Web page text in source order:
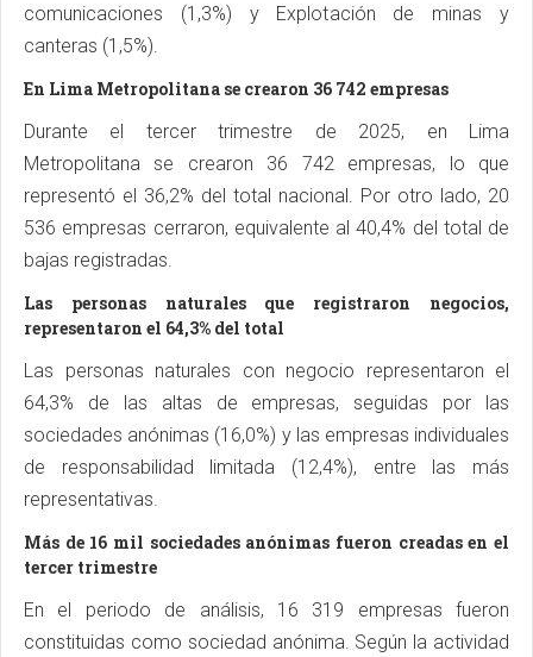
comunicaciones (1,3%) y Explotación de minas y
canteras (1,5%).
En Lima Metropolitana se crearon 36 742 empresas
Durante el tercer trimestre de 2025, en Lima
Metropolitana se crearon 36 742 empresas, lo que
representó el 36,2% del total nacional. Por otro lado, 20
536 empresas cerraron, equivalente al 40,4% del total de
bajas registradas.
Las personas naturales que registraron negocios,
representaron el 64,3% del total
Las personas naturales con negocio representaron el
64,3% de las altas de empresas, seguidas por las
sociedades anónimas (16,0%) y las empresas individuales
de responsabilidad limitada (12,4%), entre las más
representativas.
Más de 16 mil sociedades anónimas fueron creadas en el
tercer trimestre
En el periodo de análisis, 16 319 empresas fueron
constituidas como sociedad anónima. Según la actividad